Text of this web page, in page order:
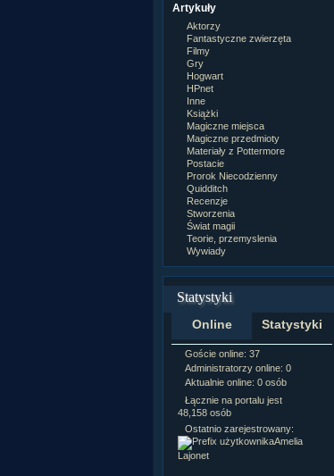
Artykuły
Aktorzy
Fantastyczne zwierzęta
Filmy
Gry
Hogwart
HPnet
Inne
Książki
Magiczne miejsca
Magiczne przedmioty
Materiały z Pottermore
Postacie
Prorok Niecodzienny
Quidditch
Recenzje
Stworzenia
Świat magii
Teorie, przemyslenia
Wywiady
Statystyki
Online Statystyki
Goście online: 37
Administratorzy online: 0
Aktualnie online: 0 osób
Łącznie na portalu jest
48,158 osób
Ostatnio zarejestrowany:
Amelia
Lajonet